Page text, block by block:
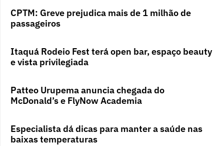
CPTM: Greve prejudica mais de 1 milhão de
passageiros
Itaquá Rodeio Fest terá open bar, espaço beauty
e vista privilegiada
Patteo Urupema anuncia chegada do
McDonald’s e FlyNow Academia
Especialista dá dicas para manter a saúde nas
baixas temperaturas